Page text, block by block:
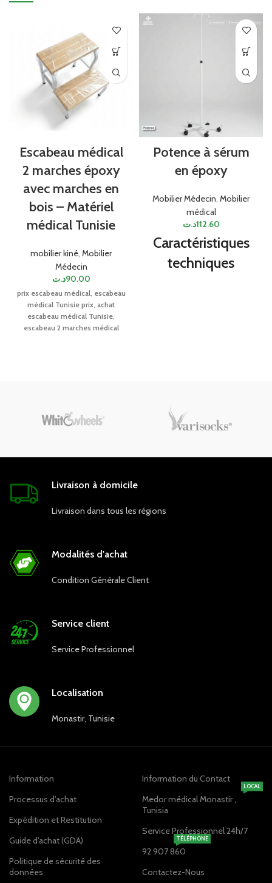
Escabeau médical
2 marches époxy
avec marches en
bois – Matériel
médical Tunisie
mobilier kiné, Mobilier
Médecin
90.00د.ت
prix escabeau médical, escabeau
médical Tunisie prix, achat
escabeau médical Tunisie,
escabeau 2 marches médical
Potence à sérum
en époxy
Mobilier Médecin, Mobilier
médical
112.60د.ت
Caractéristiques
techniques
Base :
roulettes pour une stabilité
optimale
multidirectionnelles pour un
Livraison à domicile
Livraison dans tous les régions
Modalités d'achat
Condition Générale Client
Service client
Service Professionnel
Localisation
Monastir, Tunisie
Information
Processus d'achat
Expédition et Restitution
Guide d'achat (GDA)
Politique de sécurité des
données
Information du Contact
Medor médical Monastir ,
Tunisia
LOCAL
Service Professionnel 24h/7
92 907 860
TÉLÉPHONE
Contactez-Nous